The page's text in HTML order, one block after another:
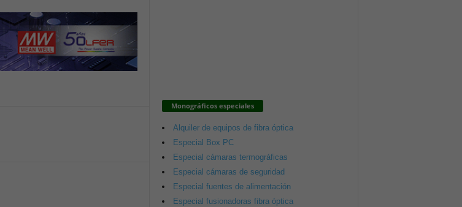
Monográficos especiales
Alquiler de equipos de fibra óptica
Especial Box PC
Especial cámaras termográficas
Especial cámaras de seguridad
Especial fuentes de alimentación
Especial fusionadoras fibra óptica